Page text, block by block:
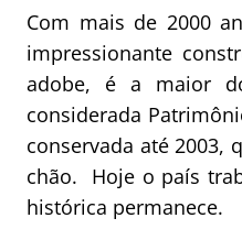
Com mais de 2000
impressionante
adobe, é a maior
considerada
conservada até
chão. Hoje o país
histórica permanece.